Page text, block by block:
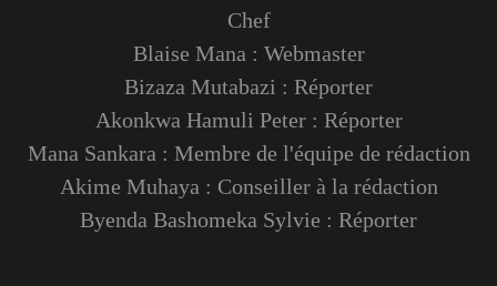
Chef
Blaise Mana : Webmaster
Bizaza Mutabazi : Réporter
Akonkwa Hamuli Peter : Réporter
Mana Sankara : Membre de l'équipe de rédaction
Akime Muhaya : Conseiller à la rédaction
Byenda Bashomeka Sylvie : Réporter